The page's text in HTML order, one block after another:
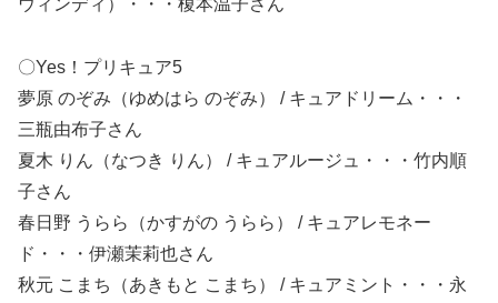
ウィンディ）・・・榎本温子さん
〇Yes ！プリキュア5
夢原 のぞみ（ゆめはら のぞみ） / キュアドリーム・・・
三瓶由布子さん
夏木 りん（なつき りん） / キュアルージュ・・・竹内順
子さん
春日野 うらら（かすがの うらら） / キュアレモネー
ド・・・伊瀬茉莉也さん
秋元 こまち（あきもと こまち） / キュアミント・・・永